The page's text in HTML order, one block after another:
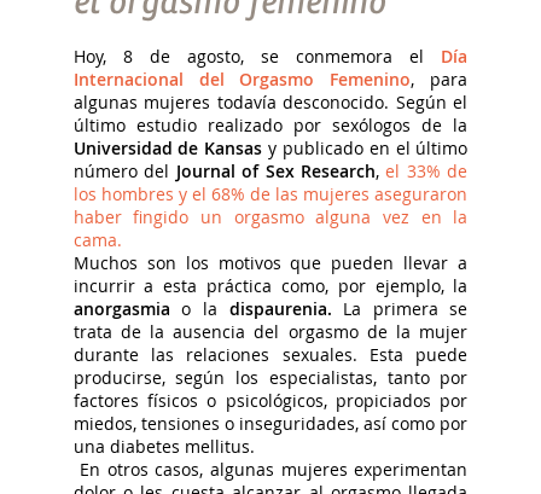
Hoy, 8 de agosto, se conmemora el Día
Internacional del Orgasmo Femenino, para
algunas mujeres todavía desconocido. Según el
último estudio realizado por sexólogos de la
Universidad de Kansas y publicado en el último
número del Journal of Sex Research,el 33% de
los hombres y el 68% de las mujeres aseguraron
haber fingido un orgasmo alguna vez en la
cama.
Muchos son los motivos que pueden llevar a
incurrir a esta práctica como, por ejemplo, la
anorgasmia o la dispaurenia. La primera se
trata de la ausencia del orgasmo de la mujer
durante las relaciones sexuales. Esta puede
producirse, según los especialistas, tanto por
factores físicos o psicológicos, propiciados por
miedos, tensiones o inseguridades, así como por
una diabetes mellitus.
En otros casos, algunas mujeres experimentan